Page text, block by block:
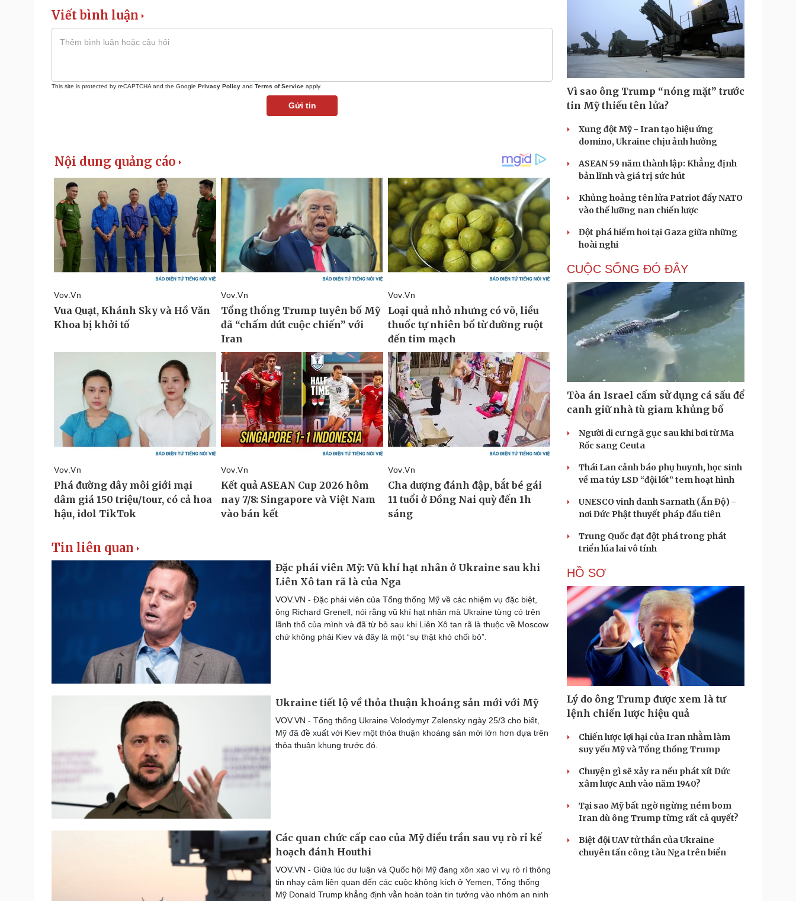
Viết bình luận
This site is protected by reCAPTCHA and the Google Privacy Policy and Terms of Service apply.
Gửi tin
Tin liên quan
Đặc phái viên Mỹ: Vũ khí hạt nhân ở Ukraine sau khi
Liên Xô tan rã là của Nga
VOV.VN - Đặc phái viên của Tổng thống Mỹ về các nhiệm vụ đặc biệt,
ông Richard Grenell, nói rằng vũ khí hạt nhân mà Ukraine từng có trên
lãnh thổ của mình và đã từ bỏ sau khi Liên Xô tan rã là thuộc về Moscow
chứ không phải Kiev và đây là một “sự thật khó chối bỏ”.
Ukraine tiết lộ về thỏa thuận khoáng sản mới với Mỹ
VOV.VN - Tổng thống Ukraine Volodymyr Zelensky ngày 25/3 cho biết,
Mỹ đã đề xuất với Kiev một thỏa thuận khoáng sản mới lớn hơn dựa trên
thỏa thuận khung trước đó.
Các quan chức cấp cao của Mỹ điều trần sau vụ rò rỉ kế
hoạch đánh Houthi
VOV.VN - Giữa lúc dư luận và Quốc hội Mỹ đang xôn xao vì vụ rò rỉ thông
tin nhạy cảm liên quan đến các cuộc không kích ở Yemen, Tổng thống
Mỹ Donald Trump khẳng định vẫn hoàn toàn tin tưởng vào nhóm an ninh
Vì sao ông Trump “nóng mặt” trước
tin Mỹ thiếu tên lửa?
Xung đột Mỹ - Iran tạo hiệu ứng
domino, Ukraine chịu ảnh hưởng
ASEAN 59 năm thành lập: Khẳng định
bản lĩnh và giá trị sức hút
Khủng hoảng tên lửa Patriot đẩy NATO
vào thế lưỡng nan chiến lược
Đột phá hiếm hoi tại Gaza giữa những
hoài nghi
CUỘC SỐNG ĐÓ ĐÂY
Tòa án Israel cấm sử dụng cá sấu để
canh giữ nhà tù giam khủng bố
Người di cư ngã gục sau khi bơi từ Ma
Rốc sang Ceuta
Thái Lan cảnh báo phụ huynh, học sinh
về ma túy LSD “đội lốt” tem hoạt hình
UNESCO vinh danh Sarnath (Ấn Độ) -
nơi Đức Phật thuyết pháp đầu tiên
Trung Quốc đạt đột phá trong phát
triển lúa lai vô tính
HỒ SƠ
Lý do ông Trump được xem là tư
lệnh chiến lược hiệu quả
Chiến lược lợi hại của Iran nhằm làm
suy yếu Mỹ và Tổng thống Trump
Chuyện gì sẽ xảy ra nếu phát xít Đức
xâm lược Anh vào năm 1940?
Tại sao Mỹ bất ngờ ngừng ném bom
Iran dù ông Trump từng rất cả quyết?
Biệt đội UAV tử thần của Ukraine
chuyên tấn công tàu Nga trên biển